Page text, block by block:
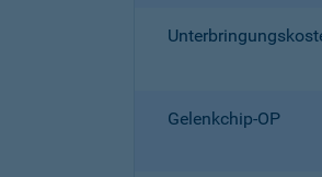
Gelenkchip-OP